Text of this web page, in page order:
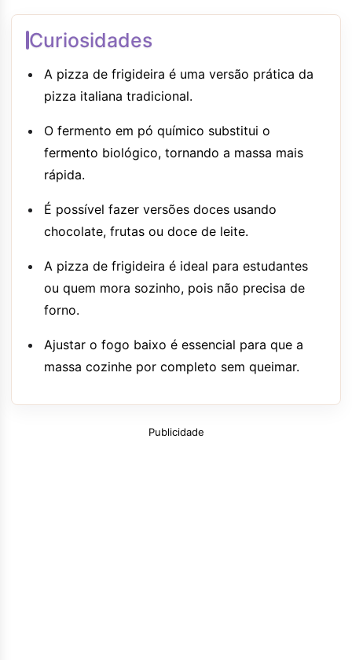
Curiosidades
A pizza de frigideira é uma versão prática da
pizza italiana tradicional.
O fermento em pó químico substitui o
fermento biológico, tornando a massa mais
rápida.
É possível fazer versões doces usando
chocolate, frutas ou doce de leite.
A pizza de frigideira é ideal para estudantes
ou quem mora sozinho, pois não precisa de
forno.
Ajustar o fogo baixo é essencial para que a
massa cozinhe por completo sem queimar.
Publicidade